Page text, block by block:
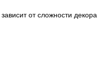
зависит от сложности декора